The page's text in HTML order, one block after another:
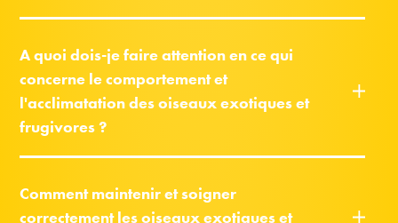
A quoi dois-je faire attention en ce qui
concerne le comportement et
l'acclimatation des oiseaux exotiques et
frugivores ?
Comment maintenir et soigner
correctement les oiseaux exotiques et